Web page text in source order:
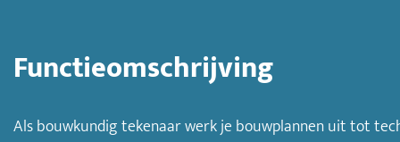
Functieomschrijving
Als bouwkundig tekenaar werk je bouwplannen uit tot